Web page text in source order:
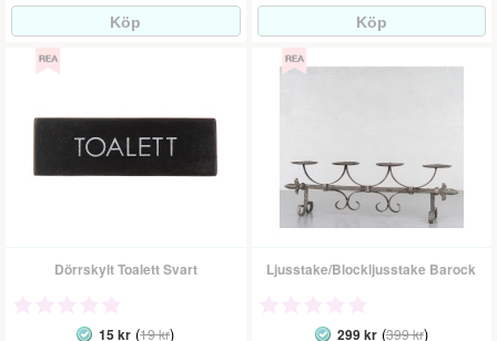
Dörrskylt Toalett Svart
15 kr (19 kr)
Ljusstake/Blockljusstake Barock
299 kr(399 kr)